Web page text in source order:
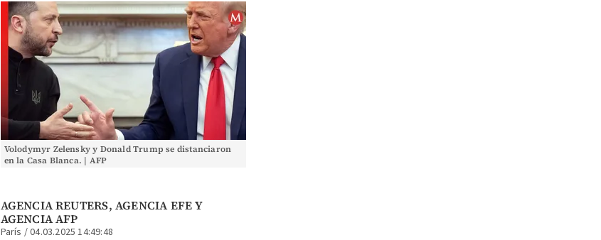
Volodymyr Zelensky y Donald Trump se distanciaron
en la Casa Blanca. | AFP
AGENCIA REUTERS, AGENCIA EFEY
AGENCIA AFP
París /04.03.2025 14:49:48